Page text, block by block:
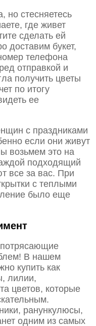
но стесняетесь
где живет
сделать ей
доставим букет,
телефона
отправкой и
получить цветы
по итогу
ее
с праздниками
если они живут
возьмем это на
подходящий
все за вас. При
с теплыми
было еще
потрясающие
В нашем
купить как
лилии,
цветов, которые
ранункулюсы,
одним из самых